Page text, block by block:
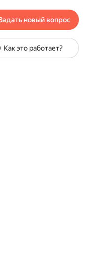
новый вопрос
Как это работает?